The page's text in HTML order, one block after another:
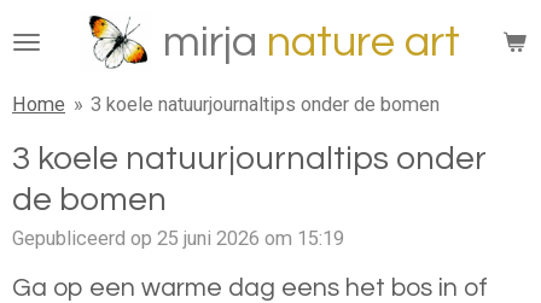
direct
de
hoofdinhoud
mirja nature art
Home » 3 koele natuurjournaltips onder de bomen
3 koele natuurjournaltips onder
de bomen
Gepubliceerd op 25 juni 2026 om 15:19
Ga op een warme dag eens het bos in of